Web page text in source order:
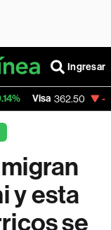
Ingresar
-2.15%
y esta
se